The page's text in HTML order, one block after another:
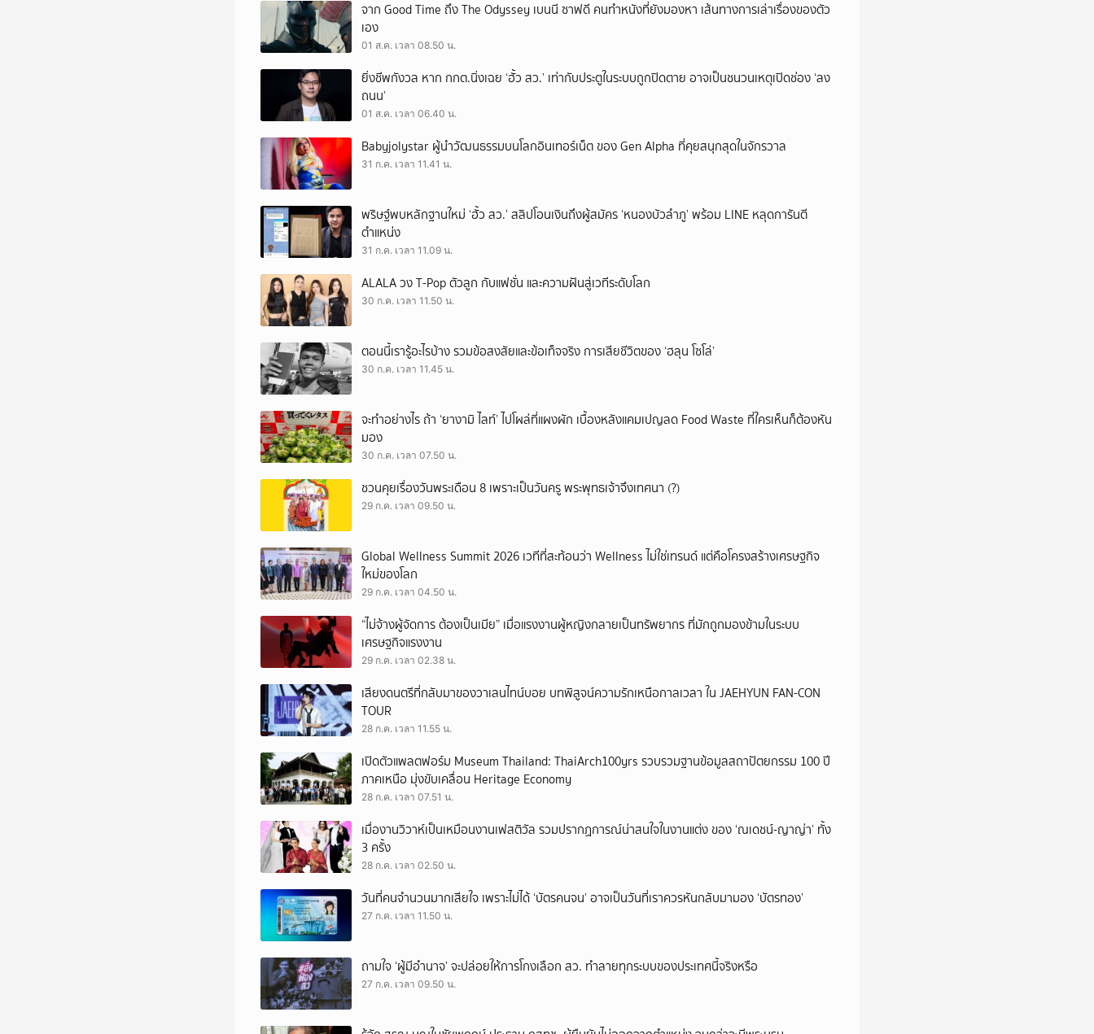
จาก Good Time ถึง The Odyssey เบนนี ซาฟดี คนทำหนังที่ยังมองหา เส้นทางการเล่าเรื่องของตัว
เอง
01 ส.ค. เวลา 08.50 น.
ยิ่งชีพกังวล หาก กกต.นิ่งเฉย ‘ฮั้ว สว.’ เท่ากับประตูในระบบถูกปิดตาย อาจเป็นชนวนเหตุเปิดช่อง ‘ลง
ถนน’
01 ส.ค. เวลา 06.40 น.
Babyjolystar ผู้นำวัฒนธรรมบนโลกอินเทอร์เน็ต ของ Gen Alpha ที่คุยสนุกสุดในจักรวาล
31 ก.ค. เวลา 11.41 น.
พริษฐ์พบหลักฐานใหม่ ‘ฮั้ว สว.’ สลิปโอนเงินถึงผู้สมัคร ‘หนองบัวลำภู’ พร้อม LINE หลุดการันตี
ตำแหน่ง
31 ก.ค. เวลา 11.09 น.
ALALA วง T-Pop ตัวลูก กับแฟชั่น และความฝันสู่เวทีระดับโลก
30 ก.ค. เวลา 11.50 น.
ตอนนี้เรารู้อะไรบ้าง รวมข้อสงสัยและข้อเท็จจริง การเสียชีวิตของ ‘ฮลุน โซโล่’
30 ก.ค. เวลา 11.45 น.
จะทำอย่างไร ถ้า ‘ยางามิ ไลท์’ ไปโผล่ที่แผงผัก เบื้องหลังแคมเปญลด Food Waste ที่ใครเห็นก็ต้องหัน
มอง
30 ก.ค. เวลา 07.50 น.
ชวนคุยเรื่องวันพระเดือน 8 เพราะเป็นวันครู พระพุทธเจ้าจึงเทศนา (?)
29 ก.ค. เวลา 09.50 น.
Global Wellness Summit 2026 เวทีที่สะท้อนว่า Wellness ไม่ใช่เทรนด์ แต่คือโครงสร้างเศรษฐกิจ
ใหม่ของโลก
29 ก.ค. เวลา 04.50 น.
“ไม่จ้างผู้จัดการ ต้องเป็นเมีย” เมื่อแรงงานผู้หญิงกลายเป็นทรัพยากร ที่มักถูกมองข้ามในระบบ
เศรษฐกิจแรงงาน
29 ก.ค. เวลา 02.38 น.
เสียงดนตรีที่กลับมาของวาเลนไทน์บอย บทพิสูจน์ความรักเหนือกาลเวลา ใน JAEHYUN FAN-CON
TOUR
28 ก.ค. เวลา 11.55 น.
เปิดตัวแพลตฟอร์ม Museum Thailand: ThaiArch100yrs รวบรวมฐานข้อมูลสถาปัตยกรรม 100 ปี
ภาคเหนือ มุ่งขับเคลื่อน Heritage Economy
28 ก.ค. เวลา 07.51 น.
เมื่องานวิวาห์เป็นเหมือนงานเฟสติวัล รวมปรากฏการณ์น่าสนใจในงานแต่ง ของ ‘ณเดชน์-ญาญ่า’ ทั้ง
3 ครั้ง
28 ก.ค. เวลา 02.50 น.
วันที่คนจำนวนมากเสียใจ เพราะไม่ได้ ‘บัตรคนจน’ อาจเป็นวันที่เราควรหันกลับมามอง ‘บัตรทอง’
27 ก.ค. เวลา 11.50 น.
ถามใจ ‘ผู้มีอำนาจ’ จะปล่อยให้การโกงเลือก สว. ทำลายทุกระบบของประเทศนี้จริงหรือ
27 ก.ค. เวลา 09.50 น.